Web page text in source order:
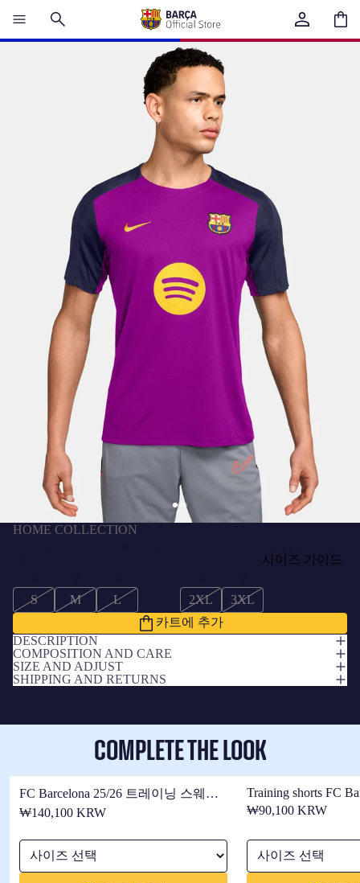
카
트
HOME COLLECTION
사이즈 가이드
S M L 2XL
3XL
카트에 추가
DESCRIPTION
COMPOSITION AND CARE
SIZE AND ADJUST
SHIPPING AND RETURNS
COMPLETE THE LOOK
FC Barcelona 25/26 트레이닝 스웨트
셔츠
₩140,100 KRW
사이즈 선택
Training shorts FC
₩90,100 KRW
사이즈 선택